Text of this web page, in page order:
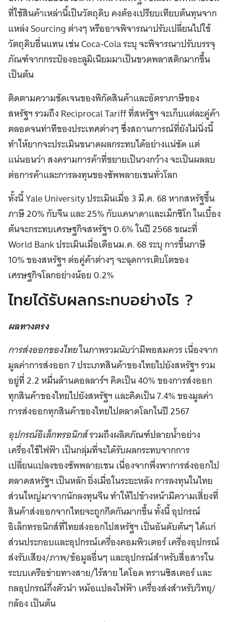
ที่ใช้สินค้าเหล่านี้เป็นวัตถุดิบ คงต้องเปรียบเทียบต้นทุนจาก
แหล่ง Sourcing ต่างๆ หรืออาจพิจารณาปรับเปลี่ยนไปใช้
วัตถุดิบอื่นแทน เช่น Coca-Cola ระบุ จะพิจารณาปรับบรรจุ
ภัณฑ์จากกระป๋องอะลูมิเนียมมาเป็นขวดพลาสติกมากขึ้น
เป็นต้น
ติดตามความชัดเจนของพิกัดสินค้าและอัตราภาษีของ
สหรัฐฯ รวมถึง Reciprocal Tariff ที่สหรัฐฯ จะเก็บแต่ละคู่ค้า
ตลอดจนท่าทีของประเทศต่างๆ ซึ่งสถานการณ์ที่ยังไม่นิ่งนี้
ทำให้ยากจะประเมินขนาดผลกระทบได้อย่างแน่ชัด แต่
แน่นอนว่า สงครามการค้าที่ขยายเป็นวงกว้าง จะเป็นผลลบ
ต่อการค้าและการลงทุนของซัพพลายเชนทั่วโลก
ทั้งนี้ Yale University ประเมินเมื่อ 3 มี.ค. 68 หากสหรัฐขึ้น
ภาษี 20% กับจีน และ 25% กับแคนาดาและเม็กซิโก ในเบื้อง
ต้นจะกระทบเศรษฐกิจสหรัฐฯ 0.6% ในปี 2568 ขณะที่
World Bank ประเมินเมื่อเดือนม.ค. 68 ระบุ การขึ้นภาษี
10% ของสหรัฐฯ ต่อคู่ค้าต่างๆ จะฉุดการเติบโตของ
เศรษฐกิจโลกอย่างน้อย 0.2%
ไทยได้รับผลกระทบอย่างไร ?
ผลทางตรง
การส่งออกของไทยในภาพรวมนับว่ามีพอสมควร เนื่องจาก
มูลค่าการส่งออก 7 ประเภทสินค้าของไทยไปยังสหรัฐฯ รวม
อยู่ที่ 2.2 หมื่นล้านดอลลาร์ฯ คิดเป็น 40% ของการส่งออก
ทุกสินค้าของไทยไปยังสหรัฐฯ และคิดเป็น 7.4% ของมูลค่า
การส่งออกทุกสินค้าของไทยไปตลาดโลกในปี 2567
อุปกรณ์อิเล็กทรอนิกส์รวมถึงผลิตภัณฑ์ปลายน้ำอย่าง
เครื่องใช้ไฟฟ้า เป็นกลุ่มที่จะได้รับผลกระทบจากการ
เปลี่ยนแปลงของซัพพลายเชน เนื่องจากพึ่งพาการส่งออกไป
ตลาดสหรัฐฯ เป็นหลัก ยิ่งเมื่อในระยะหลัง การลงทุนในไทย
ส่วนใหญ่มาจากนักลงทุนจีน ทำให้ไปข้างหน้ามีความเสี่ยงที่
สินค้าส่งออกจากไทยจะถูกกีดกันมากขึ้น ทั้งนี้ อุปกรณ์
อิเล็กทรอนิกส์ที่ไทยส่งออกไปสหรัฐฯ เป็นอันดับต้นๆ ได้แก่
ส่วนประกอบและอุปกรณ์เครื่องคอมพิวเตอร์ เครื่องอุปกรณ์
ส่งรับเสียง/ภาพ/ข้อมูลอื่นๆ และอุปกรณ์สำหรับสื่อสารใน
ระบบเครือข่ายทางสาย/ไร้สาย ไดโอด ทรานซิสเตอร์ และ
กลอุปกรณ์กึ่งตัวนำ หม้อแปลงไฟฟ้า เครื่องส่งสำหรับวิทยุ/
กล้อง เป็นต้น